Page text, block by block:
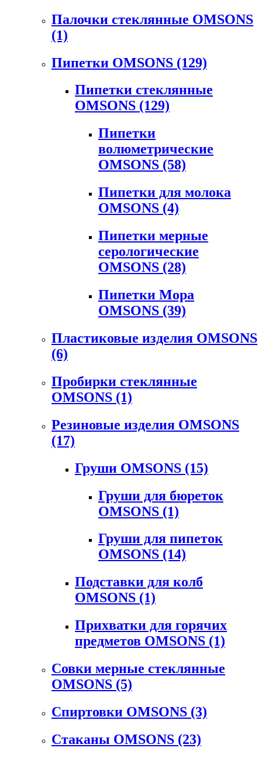
Палочки стеклянные OMSONS
(1)
Пипетки OMSONS (129)
Пипетки стеклянные
OMSONS (129)
Пипетки
волюметрические
OMSONS (58)
Пипетки для молока
OMSONS (4)
Пипетки мерные
серологические
OMSONS (28)
Пипетки Мора
OMSONS (39)
Пластиковые изделия OMSONS
(6)
Пробирки стеклянные
OMSONS (1)
Резиновые изделия OMSONS
(17)
Груши OMSONS (15)
Груши для бюреток
OMSONS (1)
Груши для пипеток
OMSONS (14)
Подставки для колб
OMSONS (1)
Прихватки для горячих
предметов OMSONS (1)
Совки мерные стеклянные
OMSONS (5)
Спиртовки OMSONS (3)
Стаканы OMSONS (23)